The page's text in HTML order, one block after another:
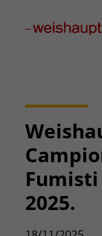
Fumisti
2025.